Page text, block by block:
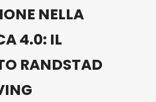
NELLA
4.0: IL
RANDSTAD